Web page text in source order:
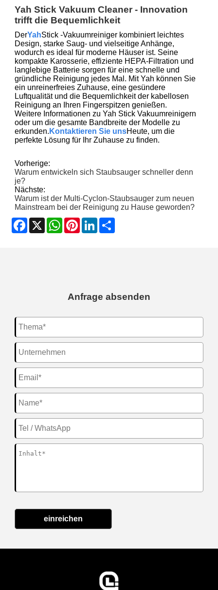
Yah Stick Vakuum Cleaner - Innovation
trifft die Bequemlichkeit
DerYahStick -Vakuumreiniger kombiniert leichtes
Design, starke Saug- und vielseitige Anhänge,
wodurch es ideal für moderne Häuser ist. Seine
kompakte Karosserie, effiziente HEPA-Filtration und
langlebige Batterie sorgen für eine schnelle und
gründliche Reinigung jedes Mal. Mit Yah können Sie
ein unreinerfreies Zuhause, eine gesündere
Luftqualität und die Bequemlichkeit der kabellosen
Reinigung an Ihren Fingerspitzen genießen.
Weitere Informationen zu Yah Stick Vakuumreinigern
oder um die gesamte Bandbreite der Modelle zu
erkunden. Kontaktieren Sie unsHeute, um die
perfekte Lösung für Ihr Zuhause zu finden.
Vorherige:
Warum entwickeln sich Staubsauger schneller denn
je?
Nächste:
Warum ist der Multi-Cyclon-Staubsauger zum neuen
Mainstream bei der Reinigung zu Hause geworden?
Facebook
X WhatsApp
PinterestLinkedIn
Anfrage absenden
einreichen